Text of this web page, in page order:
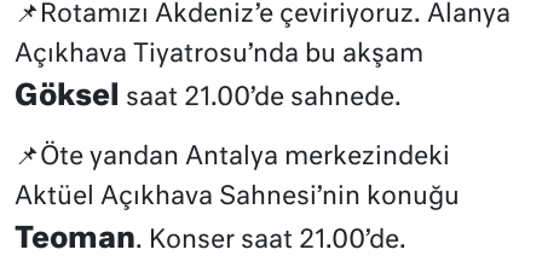
📌Rotamızı Akdeniz’e çeviriyoruz. Alanya
Açıkhava Tiyatrosu’nda bu akşam
Göksel saat 21.00’de sahnede.
📌Öte yandan Antalya merkezindeki
Aktüel Açıkhava Sahnesi’nin konuğu
Teoman. Konser saat 21.00’de.